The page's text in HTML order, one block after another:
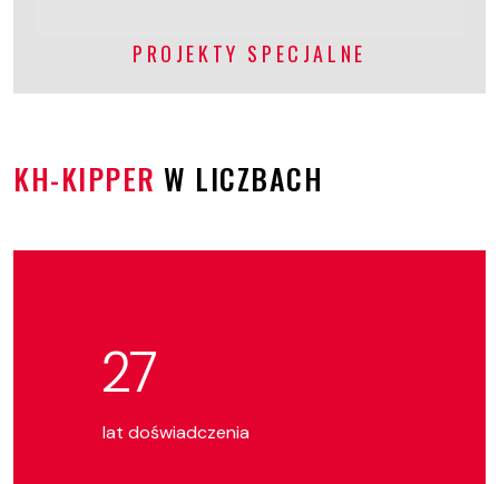
PROJEKTY SPECJALNE
KH-KIPPER W LICZBACH
27
lat doświadczenia